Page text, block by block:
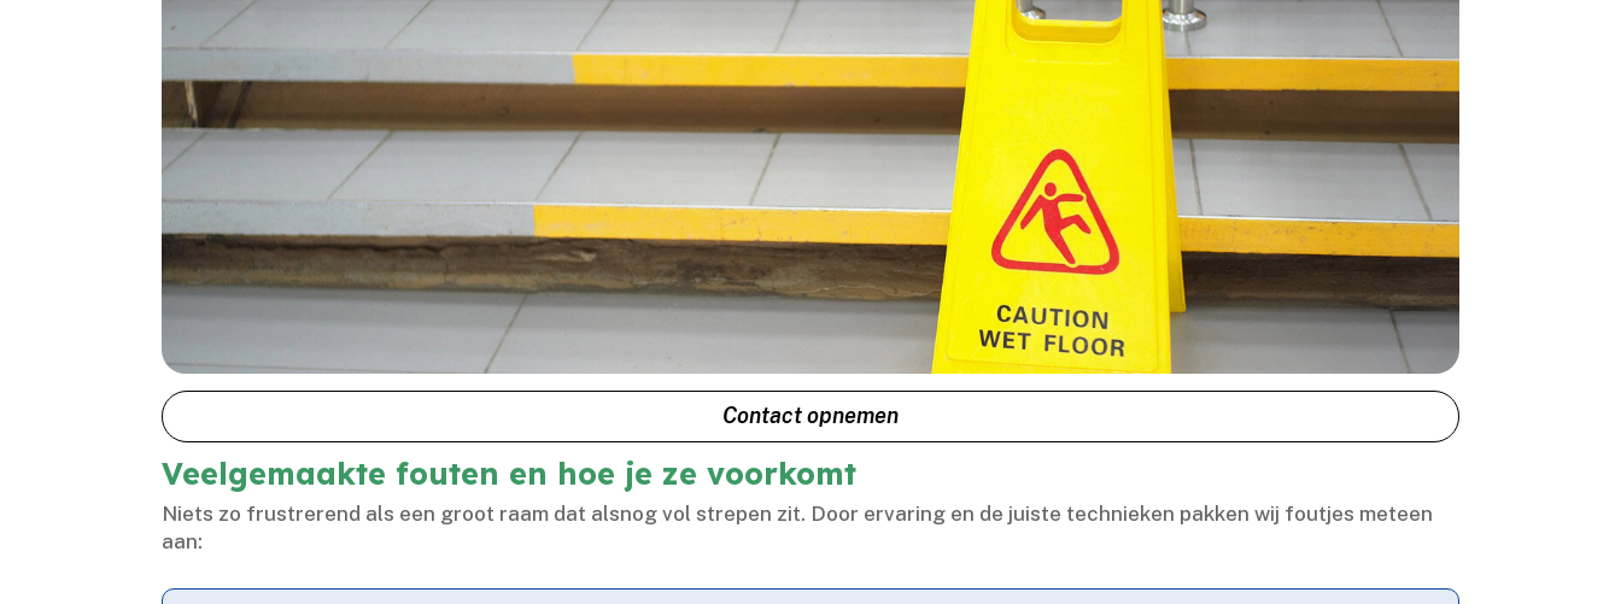
Contact opnemen
Veelgemaakte fouten en hoe je ze voorkomt
Niets zo frustrerend als een groot raam dat alsnog vol strepen zit.​ Door ervaring en de juiste technieken pakken wij foutjes meteen
aan: